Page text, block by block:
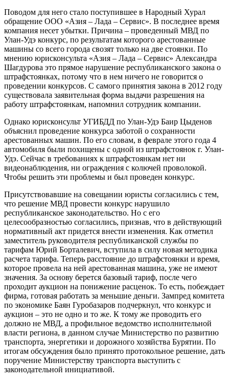
Поводом для него стало поступившее в Народный Хурал
обращение ООО «Азия – Лада – Сервис». В последнее время
компания несет убытки. Причина – проведенный МВД по
Улан-Удэ конкурс, по результатам которого арестованные
машины со всего города свозят только на две стоянки. По
мнению юрисконсульта «Азия – Лада – Сервис» Александра
Шагдурова это прямое нарушение республиканского закона о
штрафстоянках, потому что в нем ничего не говорится о
проведении конкурсов. С самого принятия закона в 2012 году
существовала заявительная форма выдачи разрешения на
работу штрафстоянкам, напомнил сотрудник компании.
Однако юрисконсульт УГИБДД по Улан-Удэ Баир Цыденов
объяснил проведение конкурса заботой о сохранности
арестованных машин. По его словам, в феврале этого года 4
автомобиля были похищены с одной из штрафстоянок г. Улан-
Удэ. Сейчас в требованиях к штрафстоянкам нет ни
видеонаблюдения, ни ограждения с колючей проволокой.
Чтобы решить эти проблемы и был проведен конкурс.
Присутствовавшие на совещании юристы согласились с тем,
что решение МВД провести конкурс нарушило
республиканское законодательство. Но с его
целесообразностью согласились, признав, что в действующий
нормативный акт придется внести изменения. Как отметил
заместитель руководителя республиканской службы по
тарифам Юрий Борталевич, вступила в силу новая методика
расчета тарифа. Теперь расстояние до штрафстоянки и время,
которое провела на ней арестованная машина, уже не имеют
значения. За основу берется базовый тариф, после чего
проходит аукцион на понижение расценок. То есть, побеждает
фирма, готовая работать за меньшие деньги. Зампред комитета
по экономике Баян Гуробазаров подчеркнул, что конкурс и
аукцион – это не одно и то же. К тому же проводить его
должно не МВД, а профильное ведомство исполнительной
власти региона, в данном случае Министерство по развитию
транспорта, энергетики и дорожного хозяйства Бурятии. По
итогам обсуждения было принято протокольное решение, дать
поручение Министерству транспорта выступить с
законодательной инициативой.